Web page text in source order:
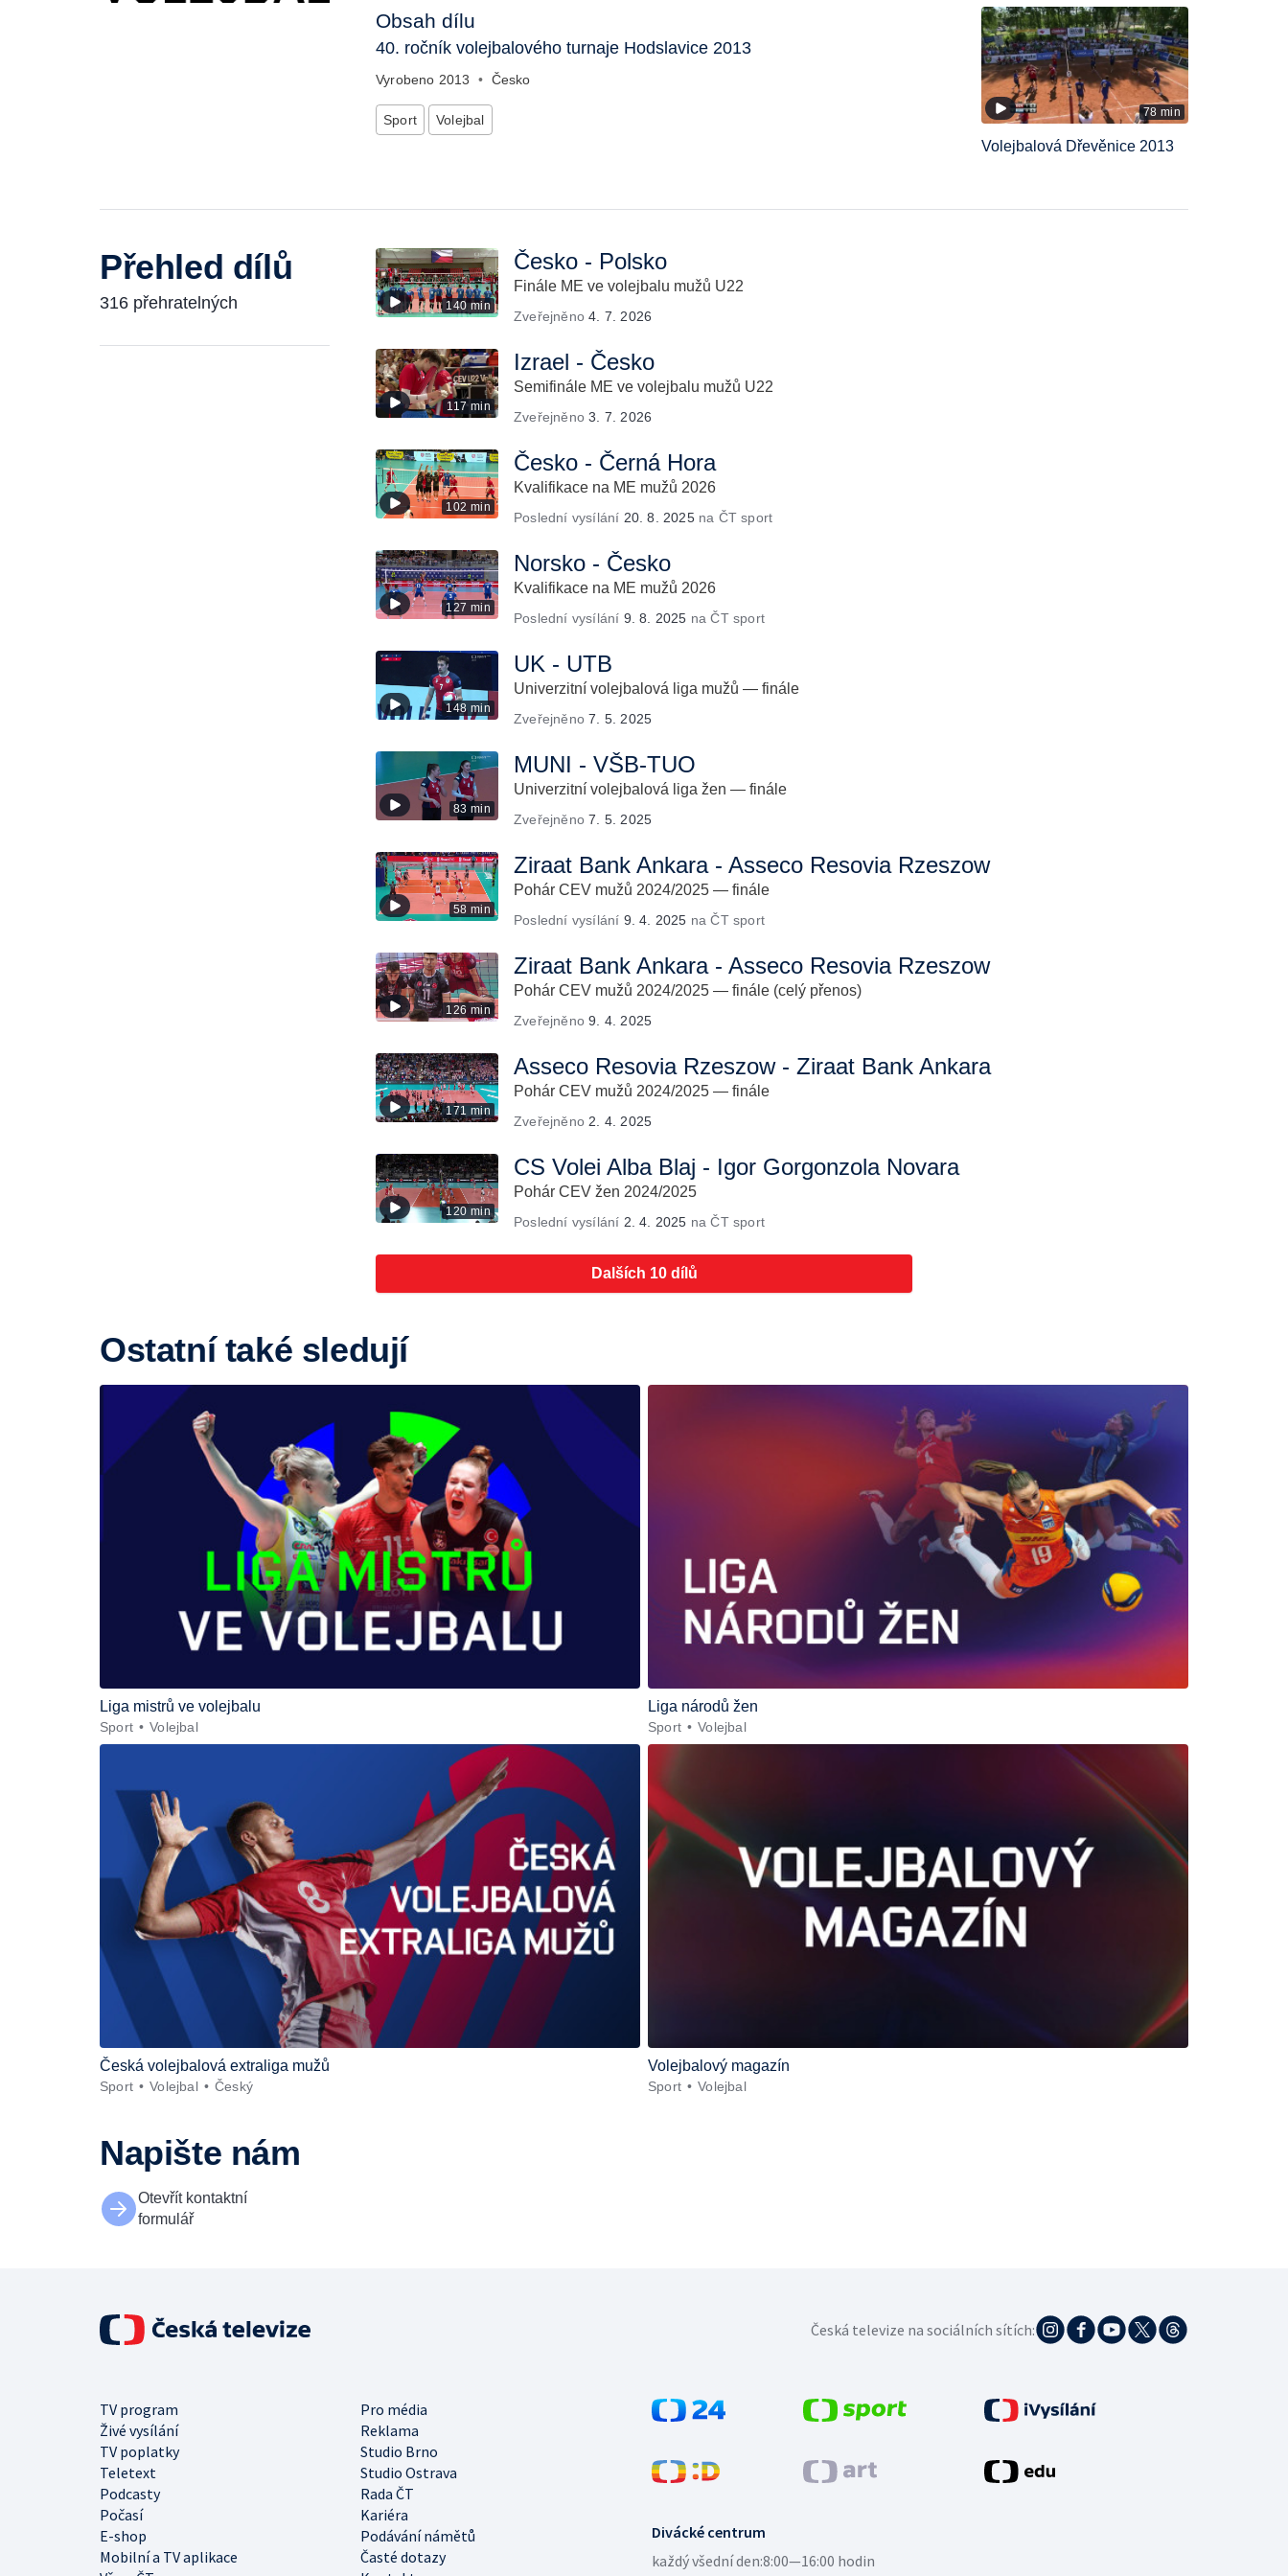
Obsah dílu
40. ročník volejbalového turnaje Hodslavice 2013
Vyrobeno 2013 • Česko
Sport Volejbal
78 min
Volejbalová Dřevěnice 2013
Přehled dílů
316 přehratelných 140 min
Česko - Polsko
Finále ME ve volejbalu mužů U22
Zveřejněno4. 7. 2026
117 min
Izrael - Česko
Semifinále ME ve volejbalu mužů U22
Zveřejněno3. 7. 2026
102 min
Česko - Černá Hora
Kvalifikace na ME mužů 2026
Poslední vysílání 20. 8. 2025na ČT sport
127 min
Norsko - Česko
Kvalifikace na ME mužů 2026
Poslední vysílání 9. 8. 2025 na ČT sport
148 min
UK - UTB
Univerzitní volejbalová liga mužů — finále
Zveřejněno7. 5. 2025
83 min
MUNI - VŠB-TUO
Univerzitní volejbalová liga žen — finále
Zveřejněno7. 5. 2025
58 min
Ziraat Bank Ankara - Asseco Resovia Rzeszow
Pohár CEV mužů 2024/2025 — finále
Poslední vysílání 9. 4. 2025 na ČT sport
126 min
Ziraat Bank Ankara - Asseco Resovia Rzeszow
Pohár CEV mužů 2024/2025 — finále (celý přenos)
Zveřejněno9. 4. 2025
171 min
Asseco Resovia Rzeszow - Ziraat Bank Ankara
Pohár CEV mužů 2024/2025 — finále
Zveřejněno 2. 4. 2025
120 min
CS Volei Alba Blaj - Igor Gorgonzola Novara
Pohár CEV žen 2024/2025
Poslední vysílání 2. 4. 2025 na ČT sport
Dalších 10 dílů
Ostatní také sledují
Liga mistrů ve volejbalu
Sport Volejbal
Liga národů žen
Sport Volejbal
Česká volejbalová extraliga mužů
Sport Volejbal Český
Volejbalový magazín
Sport Volejbal
Napište nám
Otevřít kontaktní
formulář
Divácké centrum
každý všední den:8:00—16:00 hodin
TV program
Pro média
Živé vysílání
Reklama
TV poplatky
Studio Brno
Teletext
Studio Ostrava
Podcasty
Rada ČT
Počasí
Kariéra
E-shop
Podávání námětů
Mobilní a TV aplikace
Časté dotazy
Česká televize na sociálních sítích: